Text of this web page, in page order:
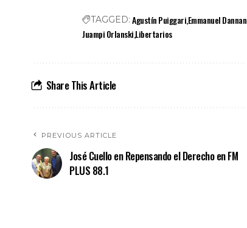
TAGGED: Agustín PuiggariEmmanuel Dannan
Juampi OrlanskiLibertarios
Share This Article
PREVIOUS ARTICLE
José Cuello en Repensando el Derecho en FM
PLUS 88.1